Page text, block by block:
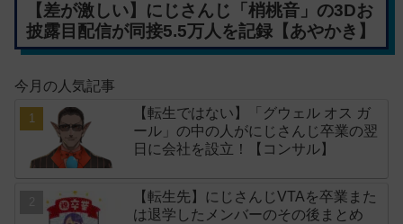
【差が激しい】にじさんじ「梢桃音」の3Dお
披露目配信が同接5.5万人を記録【あやかき】
今月の人気記事
【転生ではない】「グウェル オス ガ
ール」の中の人がにじさんじ卒業の翌
日に会社を設立！【コンサル】
【転生先】にじさんじVTAを卒業また
は退学したメンバーのその後まとめ